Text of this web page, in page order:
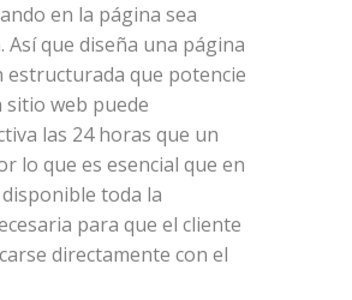
en la página sea
que diseña una página
estructurada que potencie
web puede
las 24 horas que un
lo que es esencial que en
toda la
para que el cliente
directamente con el